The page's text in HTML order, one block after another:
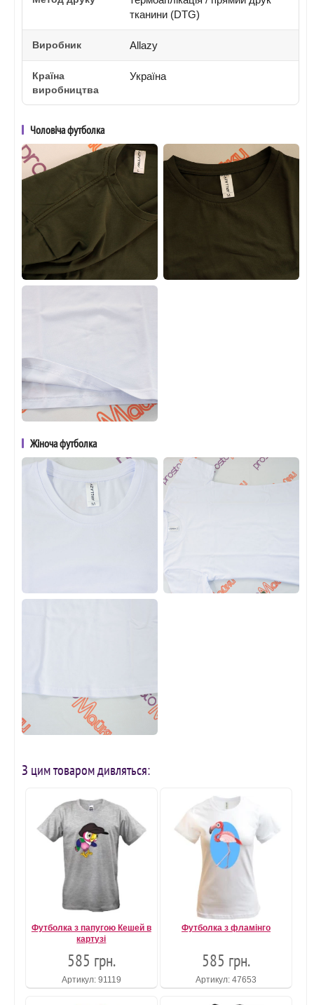
тканини (DTG)
Виробник Allazy
Країна
виробництва
Україна
Чоловіча футболка
Жіноча футболка
З цим товаром дивляться:
Футболка з папугою Кешей в
картузі
585 грн.
Артикул: 91119
Футболка з фламінго
585 грн.
Артикул: 47653